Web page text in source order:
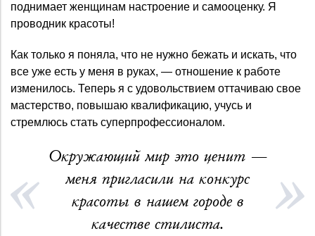
поднимает женщинам настроение и самооценку. Я
проводник красоты!
Как только я поняла, что не нужно бежать и искать, что
все уже есть у меня в руках, — отношение к работе
изменилось. Теперь я с удовольствием оттачиваю свое
мастерство, повышаю квалификацию, учусь и
стремлюсь стать суперпрофессионалом.
Окружающий мир это ценит —
меня пригласили на конкурс
красоты в нашем городе в
качестве стилиста.